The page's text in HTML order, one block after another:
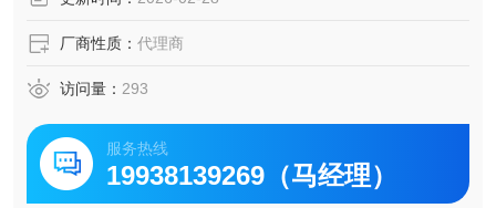
厂商性质： 代理商
访问量： 293
服务热线
19938139269（马经理）